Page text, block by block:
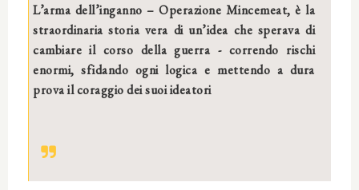
L’arma dell’inganno – Operazione Mincemeat, è la
straordinaria storia vera di un’idea che sperava di
cambiare il corso della guerra - correndo rischi
enormi, sfidando ogni logica e mettendo a dura
prova il coraggio dei suoi ideatori